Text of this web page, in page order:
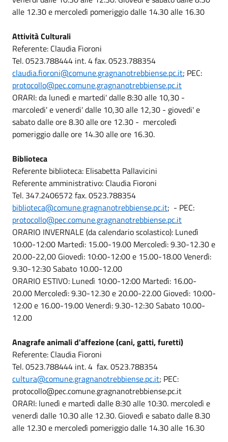
alle 12.30 e mercoledì pomeriggio dalle 14.30 alle 16.30
Attività Culturali
Referente: Claudia Fioroni
Tel. 0523.788444 int. 4 fax. 0523.788354
claudia.fioroni@comune.gragnanotrebbiense.pc.it; PEC:
protocollo@pec.comune.gragnanotrebbiense.pc.it
ORARI: da lunedì e martedi' dalle 8:30 alle 10,30 -
marcoledi' e venerdi' dalle 10,30 alle 12,30 - giovedi' e
sabato dalle ore 8.30 alle ore 12.30 - mercoledì
pomeriggio dalle ore 14.30 alle ore 16.30.
Biblioteca
Referente biblioteca: Elisabetta Pallavicini
Referente amministrativo: Claudia Fioroni
Tel. 347.2406572 fax. 0523.788354
biblioteca@comune.gragnanotrebbiense.pc.it; - PEC:
protocollo@pec.comune.gragnanotrebbiense.pc.it
ORARIO INVERNALE (da calendario scolastico): Lunedì
10:00-12:00 Martedì: 15.00-19.00 Mercoledì: 9.30-12.30 e
20.00-22,00 Giovedì: 10:00-12:00 e 15.00-18.00 Venerdì:
9.30-12:30 Sabato 10.00-12.00
ORARIO ESTIVO: Lunedì 10:00-12:00 Martedì: 16.00-
20.00 Mercoledì: 9.30-12.30 e 20.00-22.00 Giovedì: 10:00-
12:00 e 16.00-19.00 Venerdì: 9.30-12:30 Sabato 10.00-
12.00
Anagrafe animali d'affezione (cani, gatti, furetti)
Referente: Claudia Fioroni
Tel. 0523.788444 int. 4 fax. 0523.788354
cultura@comune.gragnanotrebbiense.pc.it; PEC:
protocollo@pec.comune.gragnanotrebbiense.pc.it
ORARI: lunedì e martedì dalle 8:30 alle 10:30. mercoledì e
venerdì dalle 10.30 alle 12.30. Giovedì e sabato dalle 8.30
alle 12.30 e mercoledì pomeriggio dalle 14.30 alle 16.30